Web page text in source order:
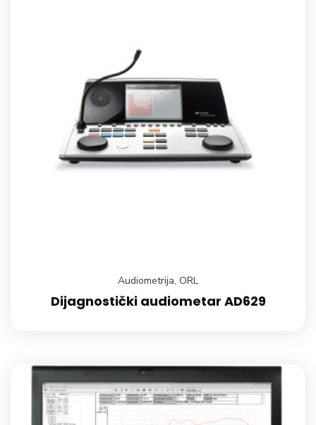
Audiometrija, ORL
Dijagnostički audiometar AD629